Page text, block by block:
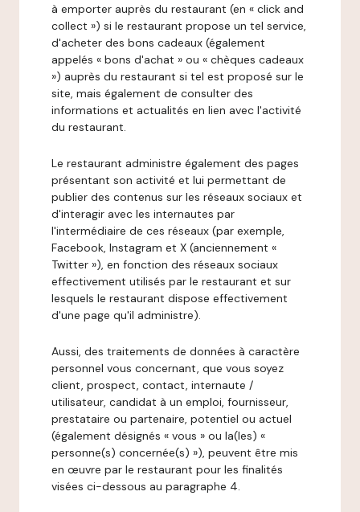
à emporter auprès du restaurant (en « click and
collect ») si le restaurant propose un tel service,
d'acheter des bons cadeaux (également
appelés « bons d'achat » ou « chèques cadeaux
») auprès du restaurant si tel est proposé sur le
site, mais également de consulter des
informations et actualités en lien avec l'activité
du restaurant.
Le restaurant administre également des pages
présentant son activité et lui permettant de
publier des contenus sur les réseaux sociaux et
d'interagir avec les internautes par
l'intermédiaire de ces réseaux (par exemple,
Facebook, Instagram et X (anciennement «
Twitter »), en fonction des réseaux sociaux
effectivement utilisés par le restaurant et sur
lesquels le restaurant dispose effectivement
d'une page qu'il administre).
Aussi, des traitements de données à caractère
personnel vous concernant, que vous soyez
client, prospect, contact, internaute /
utilisateur, candidat à un emploi, fournisseur,
prestataire ou partenaire, potentiel ou actuel
(également désignés « vous » ou la(les) «
personne(s) concernée(s) »), peuvent être mis
en œuvre par le restaurant pour les finalités
visées ci-dessous au paragraphe 4.